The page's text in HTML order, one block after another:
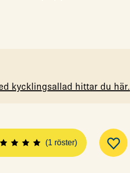
kycklingsallad hittar du här.
(1 röster)